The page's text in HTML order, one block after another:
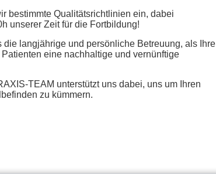
bestimmte Qualitätsrichtlinien ein, dabei
unserer Zeit für die Fortbildung!
die langjährige und persönliche Betreuung, als Ihre
eine nachhaltige und vernünftige
TEAM unterstützt uns dabei, uns um Ihren
zu kümmern.